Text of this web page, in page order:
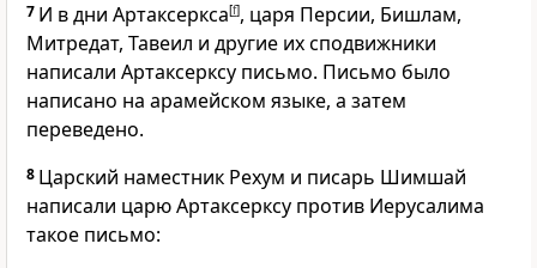
7 И в дни Артаксеркса[f], царя Персии, Бишлам,
Митредат, Тавеил и другие их сподвижники
написали Артаксерксу письмо. Письмо было
написано на арамейском языке, а затем
переведено.
8 Царский наместник Рехум и писарь Шимшай
написали царю Артаксерксу против Иерусалима
такое письмо: